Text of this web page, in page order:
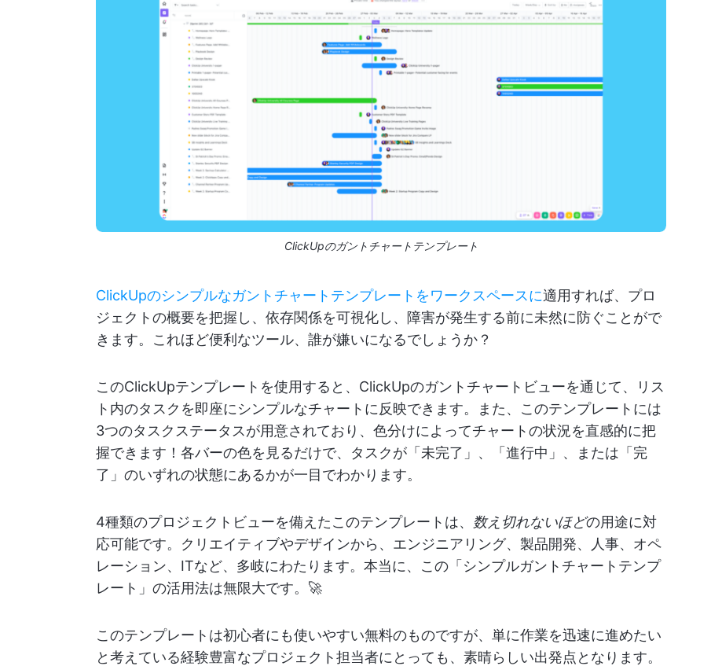
ClickUpのガントチャートテンプレート
ClickUpのシンプルなガントチャートテンプレートをワークスペースに適用すれば、プロ
ジェクトの概要を把握し、依存関係を可視化し、障害が発生する前に未然に防ぐことがで
きます。これほど便利なツール、誰が嫌いになるでしょうか？
このClickUpテンプレートを使用すると、ClickUpのガントチャートビューを通じて、リス
ト内のタスクを即座にシンプルなチャートに反映できます。また、このテンプレートには
3つのタスクステータスが用意されており、色分けによってチャートの状況を直感的に把
握できます！各バーの色を見るだけで、タスクが「未完了」、「進行中」、または「完
了」のいずれの状態にあるかが一目でわかります。
4種類のプロジェクトビューを備えたこのテンプレートは、 数え切れないほどの用途に対
応可能です。クリエイティブやデザインから、エンジニアリング、製品開発、人事、オペ
レーション、ITなど、多岐にわたります。本当に、この「シンプルガントチャートテンプ
レート」の活用法は無限大です。🚀
このテンプレートは初心者にも使いやすい無料のものですが、単に作業を迅速に進めたい
と考えている経験豊富なプロジェクト担当者にとっても、素晴らしい出発点となります。